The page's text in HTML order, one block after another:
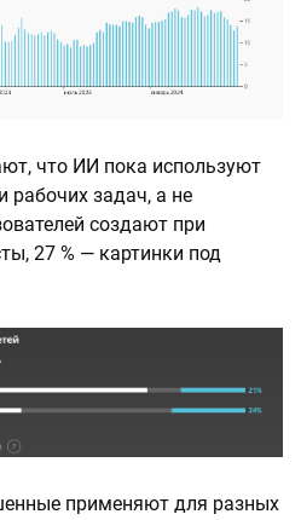
что ИИ пока используют
рабочих задач, а не
создают при
27 % — картинки под
применяют для разных